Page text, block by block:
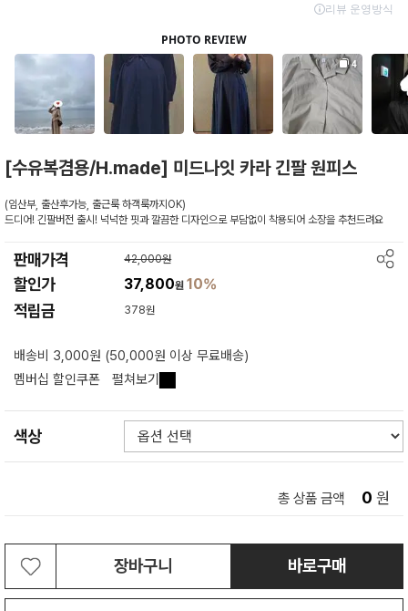
[수유복겸용/H.made] 미드나잇 카라 긴팔 원피스
(임산부, 출산후가능, 출근룩 하객룩까지OK)
드디어! 긴팔버전 출시! 넉넉한 핏과 깔끔한 디자인으로 부담없이 착용되어 소장을 추천드려요
판매가격 42,000원
할인가 37,800원10%
적립금 378원
배송비 3,000원 (50,000원 이상 무료배송)
멤버십 할인쿠폰
펼쳐보기
색상
총 상품 금액 0 원
장바구니 바로구매